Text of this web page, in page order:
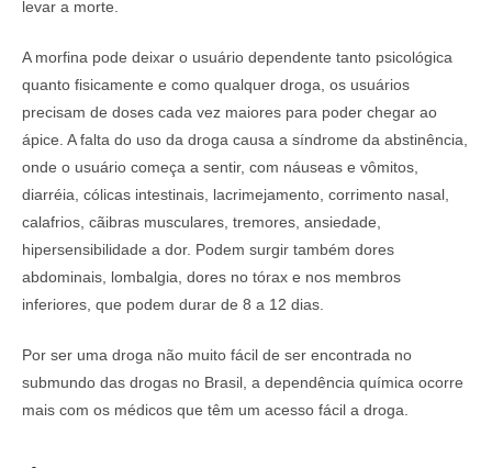
levar a morte.
A morfina pode deixar o usuário dependente tanto psicológica
quanto fisicamente e como qualquer droga, os usuários
precisam de doses cada vez maiores para poder chegar ao
ápice. A falta do uso da droga causa a síndrome da abstinência,
onde o usuário começa a sentir, com náuseas e vômitos,
diarréia, cólicas intestinais, lacrimejamento, corrimento nasal,
calafrios, cãibras musculares, tremores, ansiedade,
hipersensibilidade a dor. Podem surgir também dores
abdominais, lombalgia, dores no tórax e nos membros
inferiores, que podem durar de 8 a 12 dias.
Por ser uma droga não muito fácil de ser encontrada no
submundo das drogas no Brasil, a dependência química ocorre
mais com os médicos que têm um acesso fácil a droga.